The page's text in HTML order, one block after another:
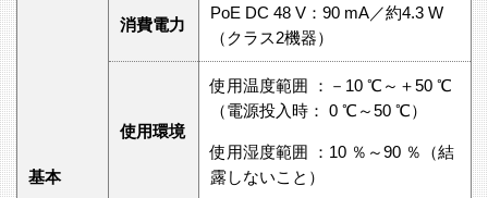
基本
消費電力
PoE DC 48 V：90 mA／約4.3 W
（クラス2機器）
使用環境
使用温度範囲 ：－10 ℃～＋50 ℃
（電源投入時： 0 ℃～50 ℃）
使用湿度範囲 ：10 ％～90 ％（結
露しないこと）